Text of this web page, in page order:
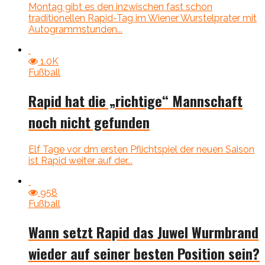
Montag gibt es den inzwischen fast schon
traditionellen Rapid-Tag im Wiener Wurstelprater mit
Autogrammstunden...
1.0K
Fußball
Rapid hat die „richtige“ Mannschaft
noch nicht gefunden
Elf Tage vor dm ersten Pflichtspiel der neuen Saison
ist Rapid weiter auf der...
958
Fußball
Wann setzt Rapid das Juwel Wurmbrand
wieder auf seiner besten Position sein?